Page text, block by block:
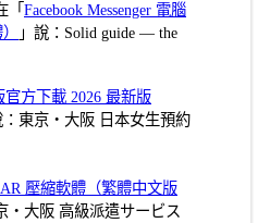
「Facebook Messenger 電腦
」說：Solid guide — the
方下載 2026 最新版
：東京・大阪 日本女生預約
壓縮軟體（繁體中文版
・大阪 高級派遣サービス